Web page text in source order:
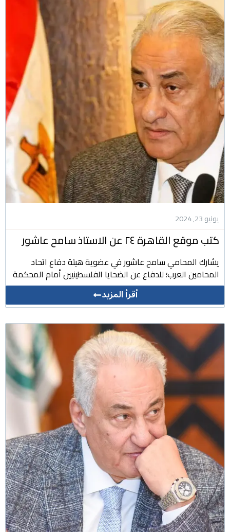
يونيو 23, 2024
كتب موقع القاهرة ٢٤ عن الاستاذ سامح عاشور
يشارك المحامي سامح عاشور في عضوية هيئة دفاع اتحاد
المحامين العرب؛ للدفاع عن الضحايا الفلسطينيين أمام المحكمة
أقرأ المزيد